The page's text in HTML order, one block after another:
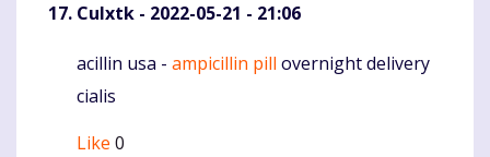
Culxtk - 2022-05-21 - 21:06
Komentaras
acillin usa - ampicillin pill overnight delivery
cialis
Like 0